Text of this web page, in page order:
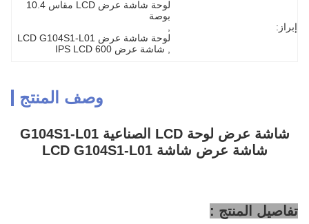
إبراز:
بوصة
لوحة شاشة عرض LCD G104S1-L01
شاشة عرض 600 IPS LCD
وصف المنتج
شاشة عرض لوحة LCD الصناعية G104S1-L01
شاشة عرض شاشة LCD G104S1-L01
تفاصيل المنتج :